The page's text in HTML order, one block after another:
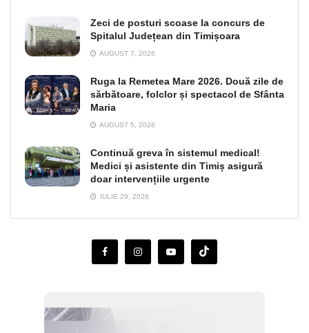
Zeci de posturi scoase la concurs de
Spitalul Județean din Timișoara
AUGUST 7, 2026
Ruga la Remetea Mare 2026. Două zile de
sărbătoare, folclor și spectacol de Sfânta
Maria
AUGUST 5, 2026
Continuă greva în sistemul medical!
Medici și asistente din Timiș asigură
doar intervențiile urgente
IULIE 29, 2026